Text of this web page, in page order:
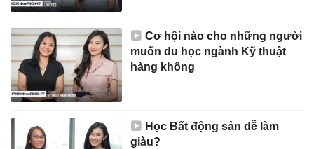
Cơ hội nào cho những người
muốn du học ngành Kỹ thuật
hàng không
Học Bất động sản dễ làm
giàu?